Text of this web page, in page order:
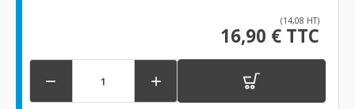
(14,08 HT)
16,90 € TTC
 